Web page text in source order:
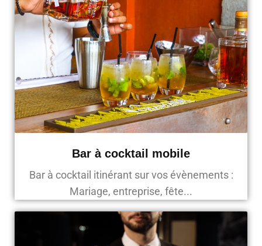
Bar à cocktail mobile
Bar à cocktail itinérant sur vos évènements :
Mariage, entreprise, fête...